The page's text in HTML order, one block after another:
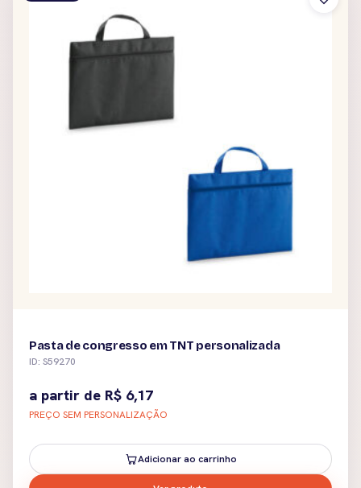
Pasta de congresso em TNT personalizada
ID: S59270
a partir de R$ 6,17
PREÇO SEM PERSONALIZAÇÃO
Adicionar ao carrinho